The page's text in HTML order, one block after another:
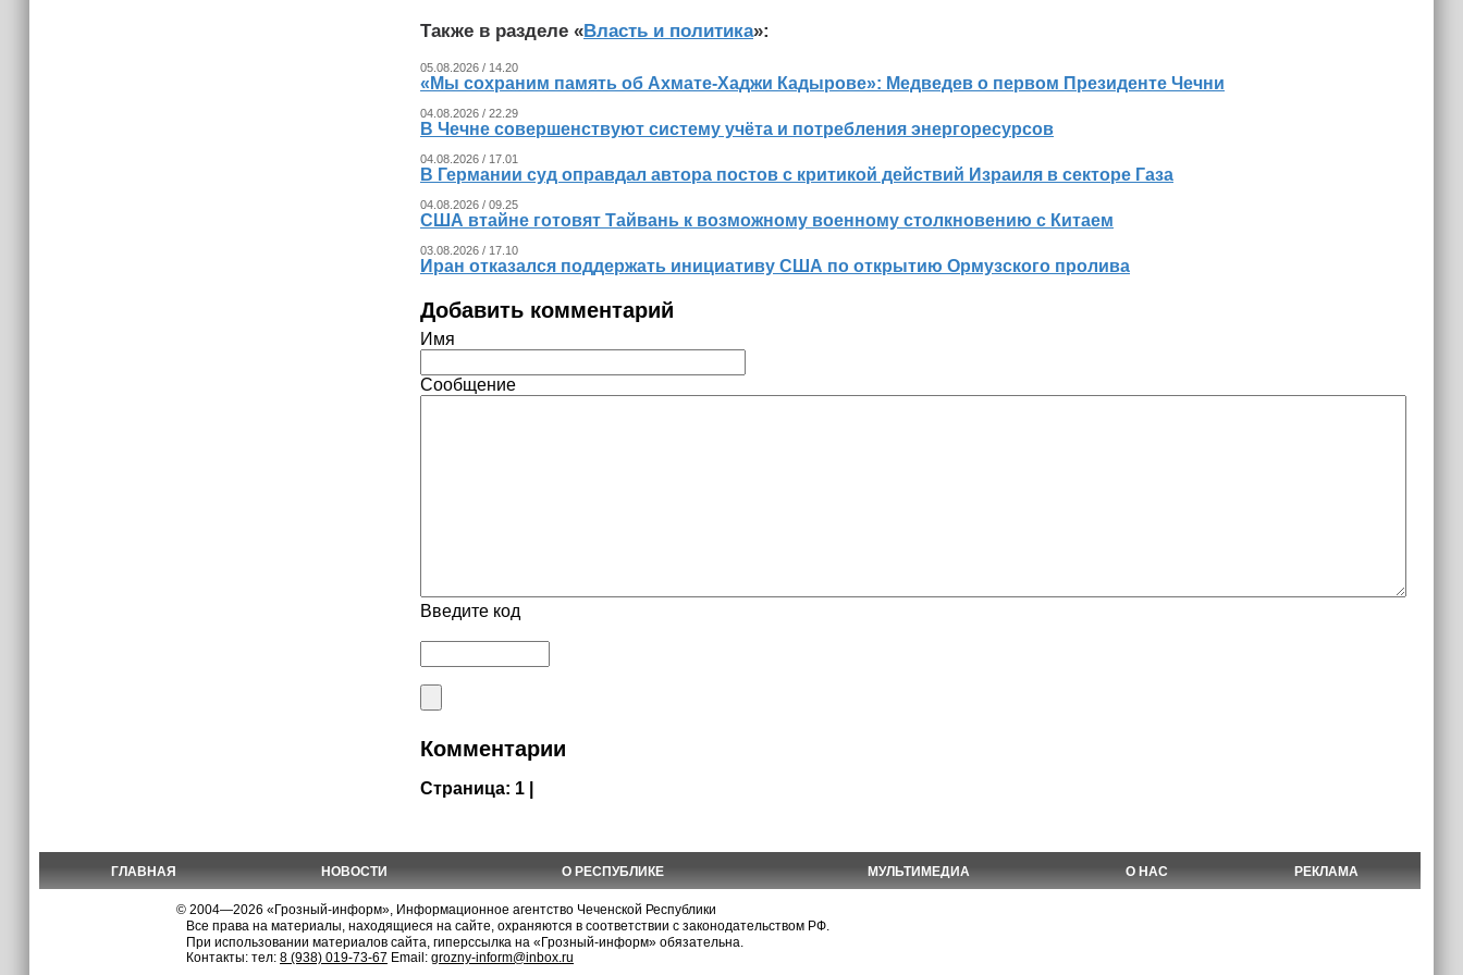
Также в разделе «Власть и политика»:
05.08.2026 / 14.20
«Мы сохраним память об Ахмате-Хаджи Кадырове»: Медведев о первом Президенте Чечни
04.08.2026 / 22.29
В Чечне совершенствуют систему учёта и потребления энергоресурсов
04.08.2026 / 17.01
В Германии суд оправдал автора постов с критикой действий Израиля в секторе Газа
04.08.2026 / 09.25
США втайне готовят Тайвань к возможному военному столкновению с Китаем
03.08.2026 / 17.10
Иран отказался поддержать инициативу США по открытию Ормузского пролива
Добавить комментарий
Имя
Сообщение
Введите код
Комментарии
Страница: 1 |
ГЛАВНАЯ НОВОСТИ О РЕСПУБЛИКЕ МУЛЬТИМЕДИА О НАС РЕКЛАМА
© 2004—2026 «Грозный-информ», Информационное агентство Чеченской Республики
Все права на материалы, находящиеся на сайте, охраняются в соответствии с законодательством РФ.
При использовании материалов сайта, гиперссылка на «Грозный-информ» обязательна.
Контакты: тел: 8 (938) 019-73-67 Email: grozny-inform@inbox.ru